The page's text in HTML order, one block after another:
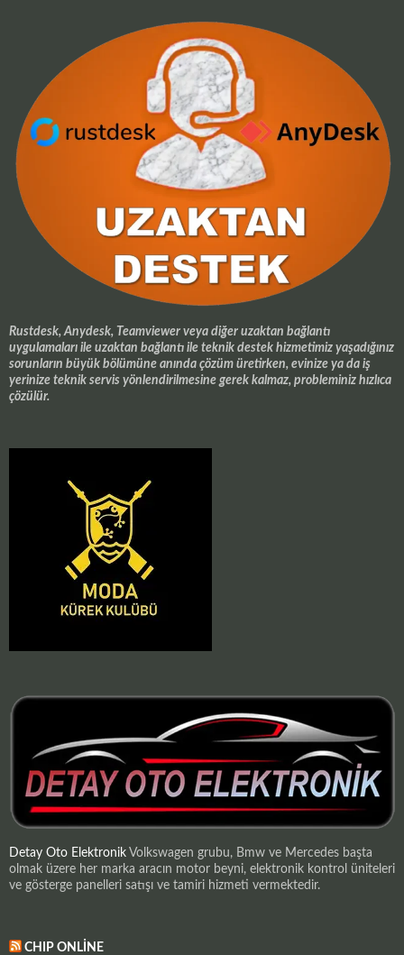
Rustdesk, Anydesk, Teamviewer veya diğer uzaktan bağlantı
uygulamaları ile uzaktan bağlantı ile teknik destek hizmetimiz yaşadığınız
sorunların büyük bölümüne anında çözüm üretirken, evinize ya da iş
yerinize teknik servis yönlendirilmesine gerek kalmaz, probleminiz hızlıca
çözülür.
Detay Oto Elektronik Volkswagen grubu, Bmw ve Mercedes başta
olmak üzere her marka aracın motor beyni, elektronik kontrol üniteleri
ve gösterge panelleri satışı ve tamiri hizmeti vermektedir.
CHIP ONLINE